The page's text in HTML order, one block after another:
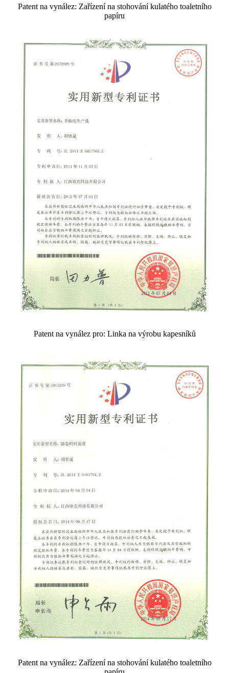
Patent na vynález: Zařízení na stohování kulatého toaletního
papíru
Patent na vynález pro: Linka na výrobu kapesníků
Patent na vynález: Zařízení na stohování kulatého toaletního